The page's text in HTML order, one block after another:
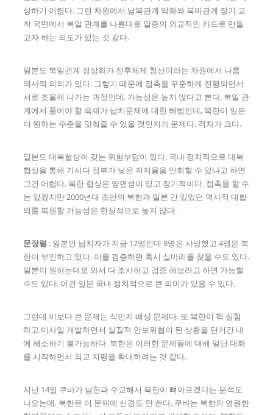
상하기 어렵다. 그런 차원에서 남북관계 악화와 북미관계 장기 교
착 국면에서 북일 관계를 나름대로 일종의 외교적인 카드로 만들
고자 하는 의도가 있는 것 같다.
일본도 북일관계 정상화가 전후체제 청산이라는 차원에서 나름
역사적 의의가 있다. 그렇기 때문에 접촉을 꾸준하게 진행되면서
서로 조율해 나가는 과정인데, 가능성은 높지 않다고 본다. 북일 관
계에서 풀어야 할 숙제가 납치문제에 대한 해법인데, 북한이 일본
이 원하는 수준을 맞춰줄 수 있을 것인지가 문제다. 격차가 크다.
일본도 대북협상이 갖는 위험부담이 있다. 국내 정치적으로 대북
협상을 통해 기시다 정부가 낮은 지지율을 만회할 수 있냐고 하면
그건 어렵다. 북한 협상은 양면성이 있고 장기적이다. 접촉을 할 수
는 있겠지만 2000년대 초반의 북한과 일본 간 있었던 역사적 대합
의를 복원할 가능성은 현실적으로 높지 않다.
문장렬 : 일본인 납치자가 지금 12명인데 8명은 사망했고 4명은 북
한이 부인하고 있다. 이를 검증하면 혹시 실마리를 찾을 수도 있다.
일본이 원하는대로 와서 다 조사하고 검증 해보라고 하면 가능할
수도 있다. 이건 일본 국내 정치적으로 큰 의미가 있을 수 있다.
그런데 이보다 큰 문제는 식민지 배상 문제다. 또 북한이 핵 실험
하고 미사일 개발하면서 실질적 안보위협이 된 상황을 단기간 내
에 해소하기 불가능하다. 북한은 이러한 문제들에 대해 일단 대화
를 시작하면서 외교 지평을 확대하려는 것 같다.
지난 14일 쿠바가 남한과 수교해서 북한이 뼈아프겠다는 분석도
나오는데, 북한은 이 문제에 신경도 안 쓴다. 쿠바는 북한의 영원한